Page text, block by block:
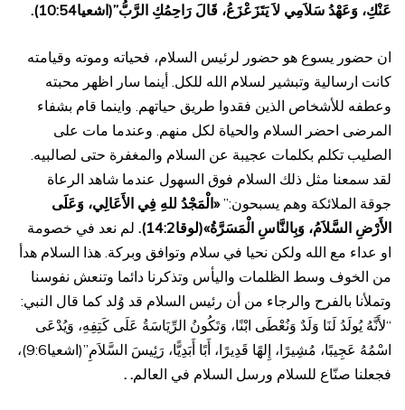
عَنْكِ، وَعَهْدُ سَلاَمِي لاَ يَتَزَعْزَعُ، قَالَ رَاحِمُكِ الرَّبُّ”(اشعيا10:54).
ان حضور يسوع هو حضور لرئيس السلام، فحياته وموته وقيامته
كانت ارسالية وتبشير لسلام الله للكل. أينما سار اظهر محبته
وعطفه للأشخاص الذين فقدوا طريق حياتهم. واينما قام بشفاء
المرضى احضر السلام والحياة لكل منهم. وعندما مات على
الصليب تكلم بكلمات عجيبة عن السلام والمغفرة حتى لصالبيه.
لقد سمعنا مثل ذلك السلام فوق السهول عندما شاهد الرعاة
جوقة الملائكة وهم يسبحون:”«الْمَجْدُ للهِ فِي الأَعَالِي، وَعَلَى
الأَرْضِ السَّلاَمُ، وَبِالنَّاسِ الْمَسَرَّةُ»(لوقا14:2).
لم نعد في خصومة
او عداء مع الله ولكن نحيا في سلام وتوافق وبركة. هذا السلام هدأ
من الخوف وسط الظلمات واليأس وتذكرنا دائما وتنعش نفوسنا
وتملأنا بالفرح والرجاء من أن رئيس السلام قد وُلد كما قال النبي:
“لأَنَّهُ يُولَدُ لَنَا وَلَدٌ وَنُعْطَى ابْنًا، وَتَكُونُ الرِّيَاسَةُ عَلَى كَتِفِهِ، وَيُدْعَى
اسْمُهُ عَجِيبًا، مُشِيرًا، إِلهًا قَدِيرًا، أَبًا أَبَدِيًّا، رَئِيسَ السَّلاَمِ”(اشعيا9:6)،
فجعلنا صنّاع للسلام ورسل السلام في العالم. .